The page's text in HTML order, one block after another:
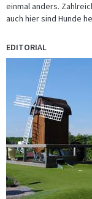
einmal anders.
auch hier sind Hunde
EDITORIAL